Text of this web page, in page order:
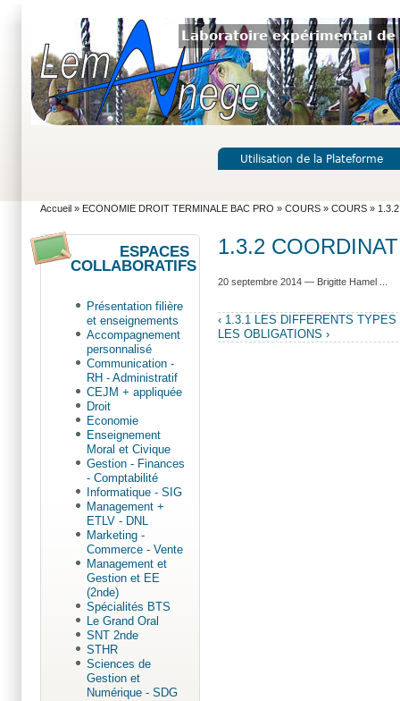
Laboratoire expérimental
Utilisation de la Plateforme
Accueil » ECONOMIE DROIT TERMINALE BAC PRO » COURS » COURS »
1.3.2
20 septembre 2014 — Brigitte Hamel ...
‹ 1.3.1 LES DIFFERENTS
LES OBLIGATIONS ›
ESPACES
COLLABORATIFS
Présentation filière
et enseignements
Accompagnement
personnalisé
Communication -
RH - Administratif
CEJM + appliquée
Droit
Economie
Enseignement
Moral et Civique
Gestion - Finances
- Comptabilité
Informatique - SIG
Management +
ETLV - DNL
Marketing -
Commerce - Vente
Management et
Gestion et EE
(2nde)
Spécialités BTS
Le Grand Oral
SNT 2nde
STHR
Sciences de
Gestion et
Numérique - SDG